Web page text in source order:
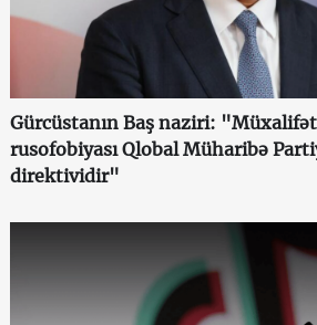
Gürcüstanın Baş naziri:
rusofobiyası Qlobal Müharibə
direktividir"